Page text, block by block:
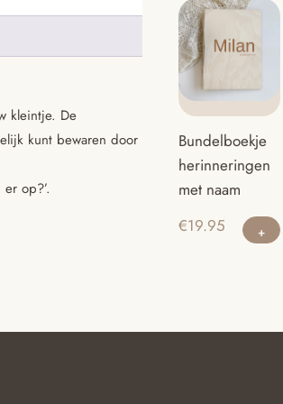
kleintje. De
kunt bewaren door
op?’.
Bundelboekje
herinneringen
met naam
€19.95